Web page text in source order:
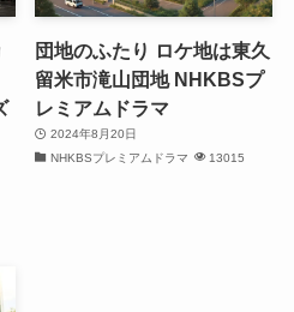
団地のふたり ロケ地は東久
留米市滝山団地 NHKBSプ
レミアムドラマ
2024年8月20日
NHKBSプレミアムドラマ
13015